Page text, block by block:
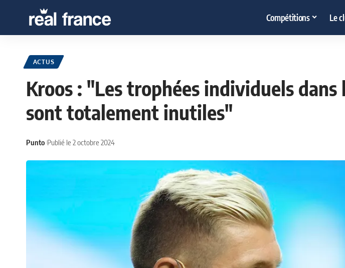
Compétitions Le
ACTUS
Kroos : "Les trophées individuels
sont totalement inutiles"
Punto Publié le 2 octobre 2024